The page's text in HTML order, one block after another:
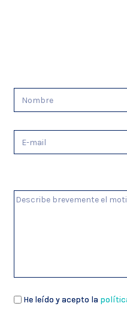
He leído y acepto la